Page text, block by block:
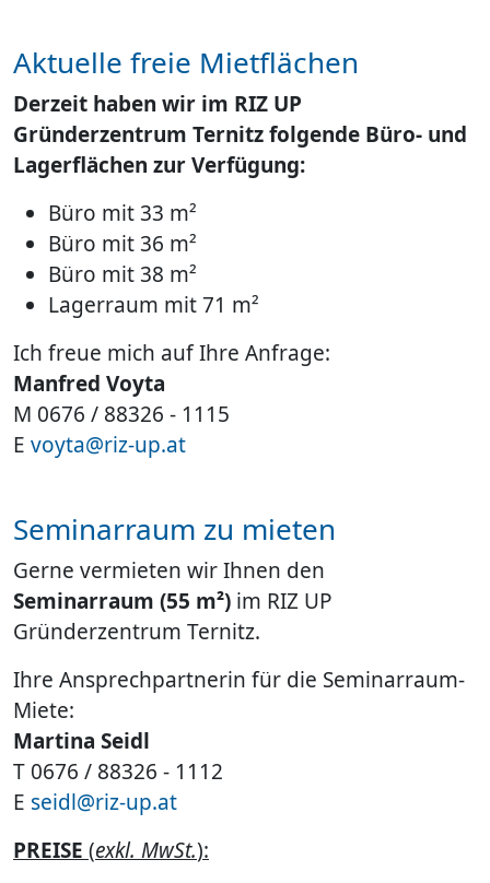
Aktuelle freie Mietflächen
Derzeit haben wir im RIZ UP
Gründerzentrum Ternitz folgende Büro- und
Lagerflächen zur Verfügung:
Büro mit 33 m²
Büro mit 36 m²
Büro mit 38 m²
Lagerraum mit 71 m²
Ich freue mich auf Ihre Anfrage:
Manfred Voyta
M 0676 / 88326 - 1115
E voyta@riz-up.at
Seminarraum zu mieten
Gerne vermieten wir Ihnen den
Seminarraum (55 m²) im RIZ UP
Gründerzentrum Ternitz.
Ihre Ansprechpartnerin für die Seminarraum-
Miete:
Martina Seidl
T 0676 / 88326 - 1112
E seidl@riz-up.at
PREISE (exkl. MwSt.):